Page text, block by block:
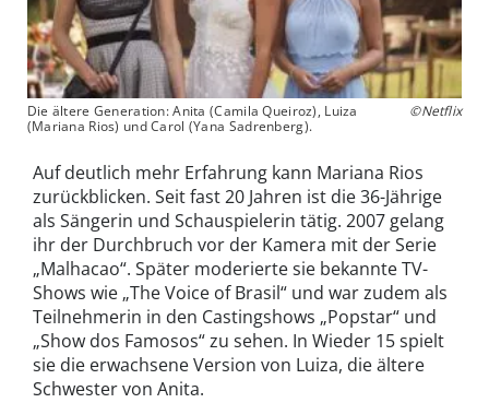
Die ältere Generation: Anita (Camila Queiroz), Luiza
(Mariana Rios) und Carol (Yana Sadrenberg).
©Netflix
Auf deutlich mehr Erfahrung kann Mariana Rios
zurückblicken. Seit fast 20 Jahren ist die 36-Jährige
als Sängerin und Schauspielerin tätig. 2007 gelang
ihr der Durchbruch vor der Kamera mit der Serie
„Malhacao“. Später moderierte sie bekannte TV-
Shows wie „The Voice of Brasil“ und war zudem als
Teilnehmerin in den Castingshows „Popstar“ und
„Show dos Famosos“ zu sehen. In Wieder 15 spielt
sie die erwachsene Version von Luiza, die ältere
Schwester von Anita.